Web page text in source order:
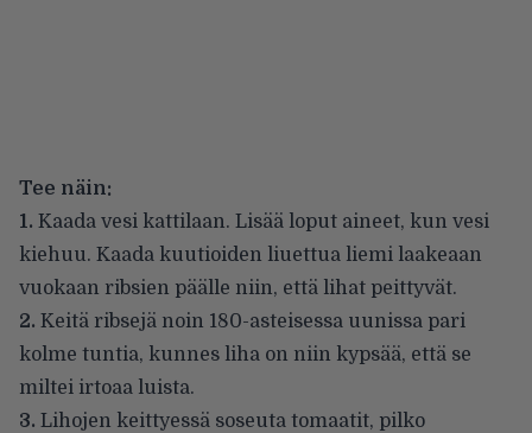
Tee näin:
1. Kaada vesi kattilaan. Lisää loput aineet, kun vesi
kiehuu. Kaada kuutioiden liuettua liemi laakeaan
vuokaan ribsien päälle niin, että lihat peittyvät.
2. Keitä ribsejä noin 180-asteisessa uunissa pari
kolme tuntia, kunnes liha on niin kypsää, että se
miltei irtoaa luista.
3. Lihojen keittyessä soseuta tomaatit, pilko